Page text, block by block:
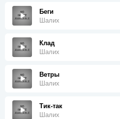
Беги
Шалих
Клад
Шалих
Ветры
Шалих
Тик-так
Шалих